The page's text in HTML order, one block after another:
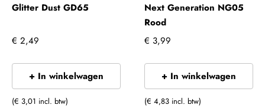
Glitter Dust GD65
€ 2,49
+ In winkelwagen
(€ 3,01 incl. btw)
Next Generation NG05
Rood
€ 3,99
+ In winkelwagen
(€ 4,83 incl. btw)